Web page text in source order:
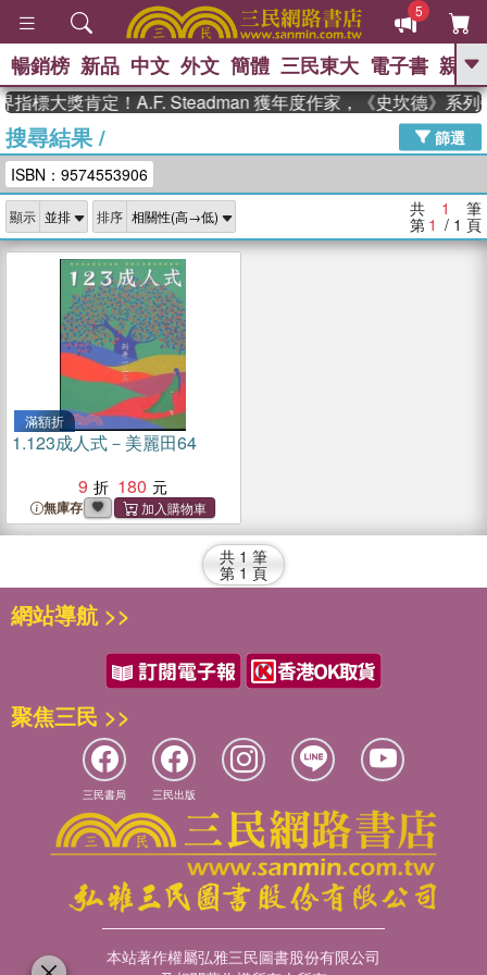
5
GO
高希均教授回憶錄
、 The Odyssey 、 父親節 、 如果歷
獎 臺灣漫遊錄 、 方念華 、 台灣的李
登輝時代
數學女孩：黎曼猜想 、
偉大的迷走神經
暢銷榜 新品 中文 外文 簡體 三民東大 電子書 親子
指標大獎肯定！A.F. Steadman 獲年度作家，《史坎德》系列
搜尋結果/
篩選
ISBN：9574553906
顯示 排序 共 1 筆
第 1 / 1 頁
滿額折
1.123成人式－美麗田64
9
180
無庫存
共 1 筆
第 1 頁
網站導航 >>
聚焦三民 >>
三民書局 三民出版
本站著作權屬弘雅三民圖書股份有限公司